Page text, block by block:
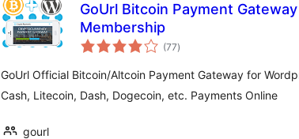
GoUrl Bitcoin Payment
Membership
(77totaal
waarderingen
)
GoUrl Official Bitcoin/Altcoin Payment Gateway for
Cash, Litecoin, Dash, Dogecoin, etc. Payments Online
gourl